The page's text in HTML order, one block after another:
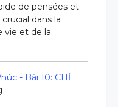
de pensées et
dans la
vie et de la
- Bài 10: CHỈ